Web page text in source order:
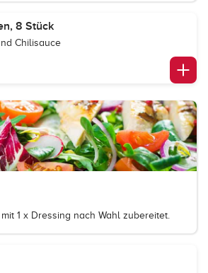
8 Stück
Chilisauce
1 x Dressing nach Wahl zubereitet.